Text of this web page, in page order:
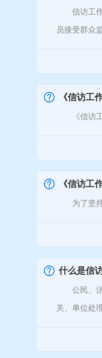
信访工作
员接受群众
《信访工
《信访工
《信访工
为了坚持
什么是信
公民、法
关、单位处